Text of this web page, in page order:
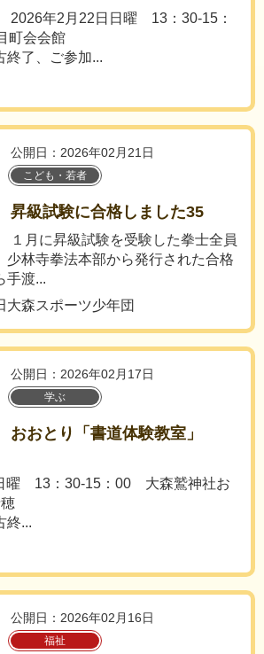
2026年2月22日日曜 13：30-15：
町会会館
終了、ご参加...
公開日：2026年02月21日
こども・若者
昇級試験に合格しました35
１月に昇級試験を受験した拳士全員
少林寺拳法本部から発行された合格
手渡...
森スポーツ少年団
公開日：2026年02月17日
学ぶ
おおとり「書道体験教室」
曜 13：30-15：00 大森鷲神社お
終...
公開日：2026年02月16日
福祉